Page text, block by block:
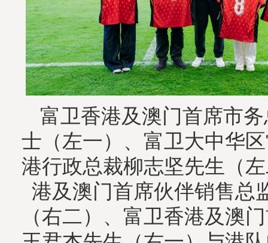
富卫香港及澳门首席市
士（左一）、富卫大中华
港行政总裁柳志坚先生（
港及澳门首席伙伴销售总
（右二）、富卫香港及澳